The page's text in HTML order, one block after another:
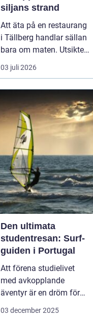
siljans strand
Att äta på en restaurang
i Tällberg handlar sällan
bara om maten. Utsikten
över Siljan, de faluröda
gårdarna och den tydliga
gör varje måltid till en
helhetsupplevelse.
Samtidigt har byn
utvecklats till ett litet
kulinariskt na...
03 juli 2026
Den ultimata
studentresan: Surf-
guiden i Portugal
Att förena studielivet
med avkopplande
äventyr är en dröm för
många studenter. Att ta
03 december 2025